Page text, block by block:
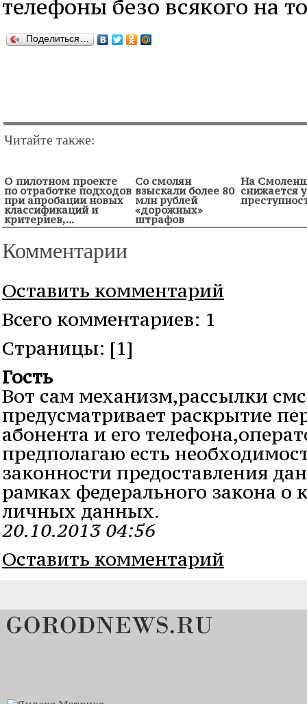
телефоны безо всякого на
Поделиться…
Читайте также:
О пилотном проекте
по отработке подходов
при апробации новых
классификаций и
критериев,...
Со смолян
взыскали более 80
млн рублей
«дорожных»
штрафов
На
снижается
Комментарии
Оставить комментарий
Всего комментариев: 1
Cтраницы: [1]
Гость
Вот сам механизм,рассылки
предусматривает раскрытие
абонента и его
предполагаю есть
законности предоставления
рамках федерального закона о
личных данных.
20.10.2013 04:56
Оставить комментарий